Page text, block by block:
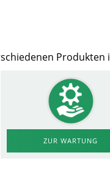
ZUR WARTUNG